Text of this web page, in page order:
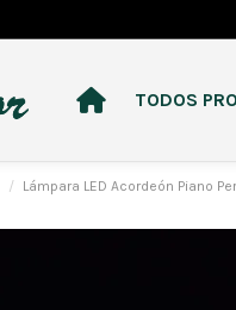
TODOS
Lámpara LED Acordeón Piano